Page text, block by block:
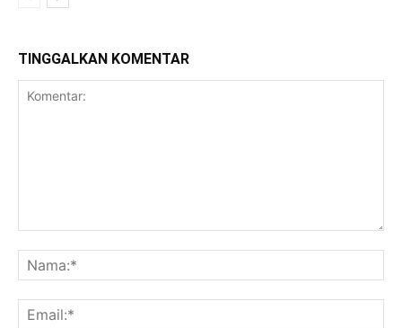
TINGGALKAN KOMENTAR